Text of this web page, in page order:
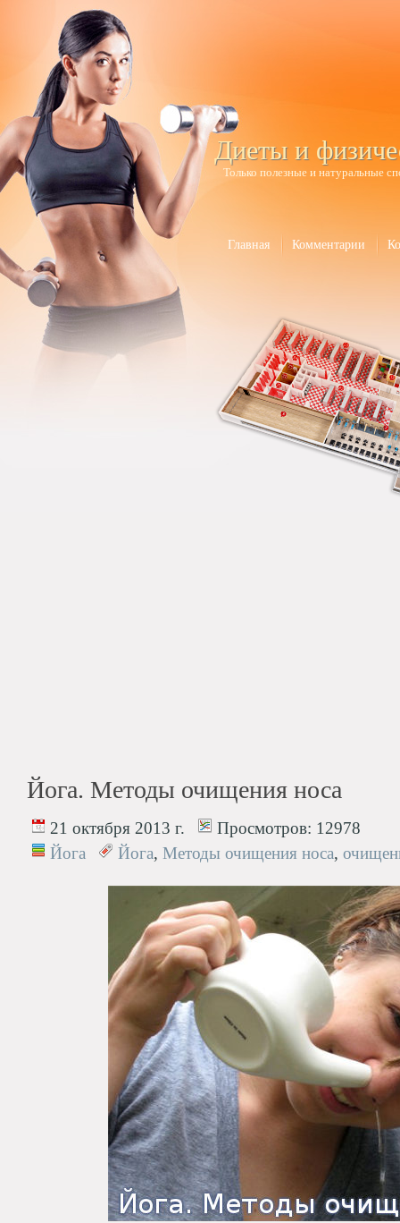
Диеты и
Только полезные и натуральные
Главная Комментарии
Йога. Методы очищения носа
21 октября 2013 г. Просмотров: 12978
Йога
Йога, Методы очищения носа,